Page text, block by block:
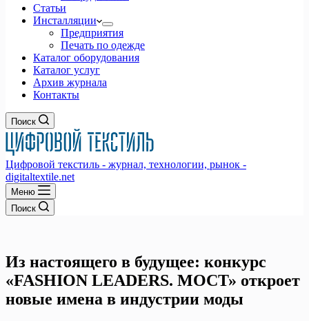
Статьи
Инсталляции
Предприятия
Печать по одежде
Каталог оборудования
Каталог услуг
Архив журнала
Контакты
Поиск
Цифровой текстиль - журнал, технологии, рынок -
digitaltextile.net
Меню
Поиск
Из настоящего в будущее: конкурс
«FASHION LEADERS. МОСТ» откроет
новые имена в индустрии моды